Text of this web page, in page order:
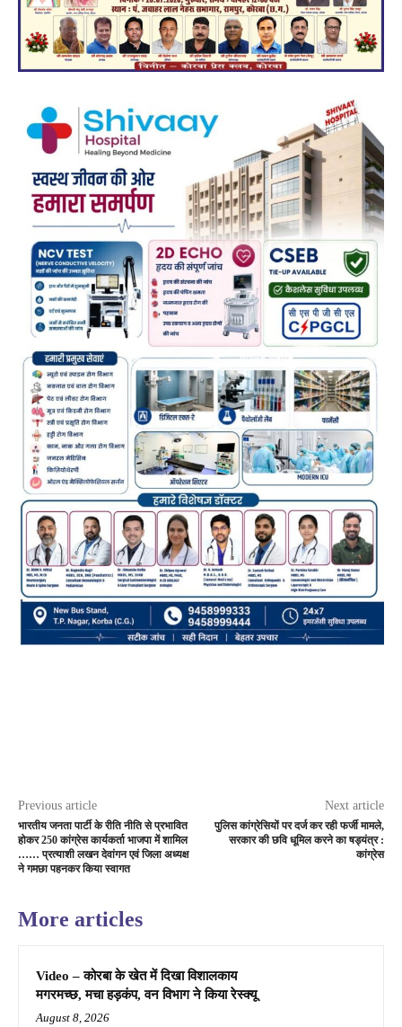
Previous article
भारतीय जनता पार्टी के रीति नीति से प्रभावित
होकर 250 कांग्रेस कार्यकर्ता भाजपा में शामिल
…… प्रत्याशी लखन देवांगन एवं जिला अध्यक्ष
ने गमछा पहनकर किया स्वागत
Next article
पुलिस कांग्रेसियों पर दर्ज कर रही फर्जी मामले,
सरकार की छवि धूमिल करने का षड्यंत्र :
कांग्रेस
More articles
Video – कोरबा के खेत में दिखा विशालकाय
मगरमच्छ, मचा हड़कंप, वन विभाग ने किया रेस्क्यू
August 8, 2026